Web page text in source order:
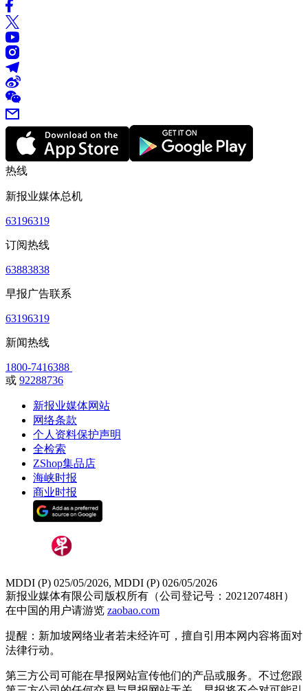
热线
新报业媒体总机
63196319
订阅热线
63883838
早报广告联系
63196319
新闻热线
1800-7416388
或 92288736
新报业媒体网站
网络条款
个人资料保护声明
全检索
ZShop集品店
海峡时报
商业时报
MDDI (P) 025/05/2026, MDDI (P) 026/05/2026
新报业媒体有限公司版权所有（公司登记号：202120748H）
在中国的用户请游览 zaobao.com
提醒：新加坡网络业者若未经许可，擅自引用本网内容将面对
法律行动。
第三方公司可能在早报网站宣传他们的产品或服务。不过您跟